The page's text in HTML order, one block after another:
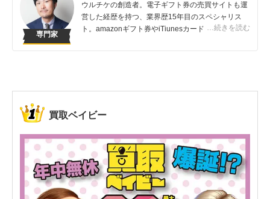
専門家
…続きを読む
ウルチケの創造者。電子ギフト券の売買サイトも運
営した経歴を持つ、業界歴15年目のスペシャリス
ト。amazonギフト券やiTiunesカードの売買は知っ
まうこんなバカバカしいことは避けてほしい！
買取ベイビー